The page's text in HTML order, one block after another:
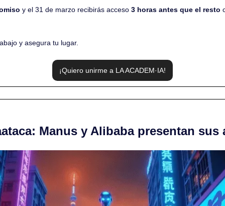
y el 31 de marzo recibirás acceso 3 horas antes que el resto
y asegura tu lugar.
¡Quiero unirme a LA ACADEM·IA!
Manus y Alibaba presentan sus